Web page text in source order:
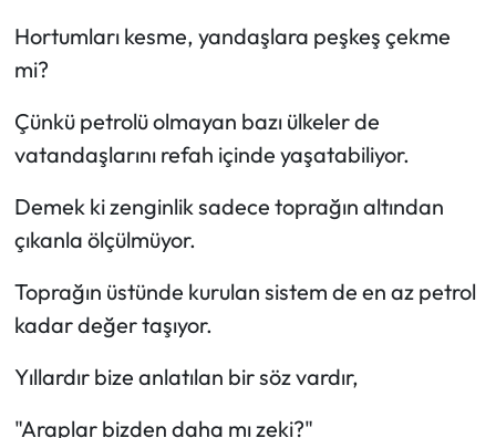
Hortumları kesme, yandaşlara peşkeş çekme
mi?
Çünkü petrolü olmayan bazı ülkeler de
vatandaşlarını refah içinde yaşatabiliyor.
Demek ki zenginlik sadece toprağın altından
çıkanla ölçülmüyor.
Toprağın üstünde kurulan sistem de en az petrol
kadar değer taşıyor.
Yıllardır bize anlatılan bir söz vardır,
"Araplar bizden daha mı zeki?"